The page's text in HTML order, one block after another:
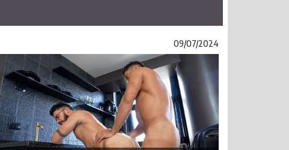
09/07/2024